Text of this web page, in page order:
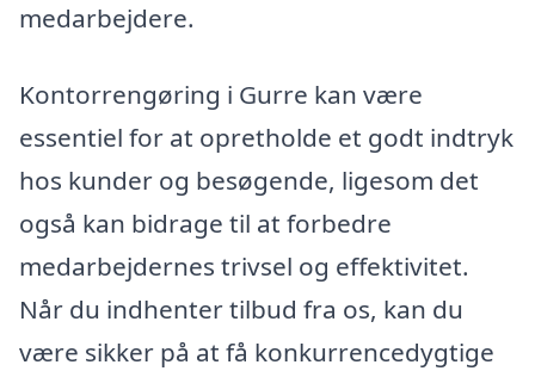
medarbejdere.
Kontorrengøring i Gurre kan være
essentiel for at opretholde et godt indtryk
hos kunder og besøgende, ligesom det
også kan bidrage til at forbedre
medarbejdernes trivsel og effektivitet.
Når du indhenter tilbud fra os, kan du
være sikker på at få konkurrencedygtige